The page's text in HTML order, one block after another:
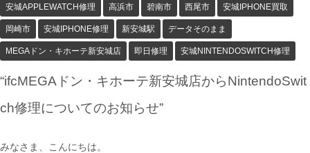
安城APPLEWATCH修理 高浜市 碧南市 西尾市 安城IPHONE買取
岡崎市 安城IPHONE修理 新安城駅 データそのまま
MEGAドン・キホーテ新安城店 即日修理 安城NINTENDOSWITCH修理
“ifcMEGAドン・キホーテ新安城店からNintendoSwit
ch修理についてのお知らせ”
みなさま、こんにちは。